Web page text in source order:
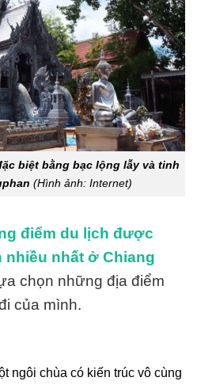
biệt bằng bạc lộng lẫy và tinh
(Hình ảnh: Internet)
điểm du lịch được
nhất ở Chiang
chọn những địa điểm
của mình.
ngôi chùa có kiến trúc vô cùng